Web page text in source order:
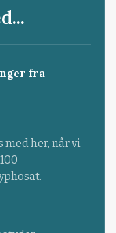
fra
med her, når vi